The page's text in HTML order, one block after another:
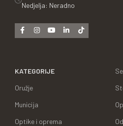
Nedjelja: Neradno
KATEGORIJE
Oružje
Municija
Optike i oprema